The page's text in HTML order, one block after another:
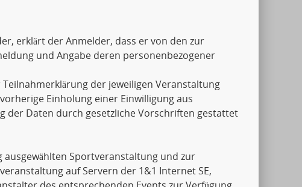
erklärt der Anmelder, dass er von den zur
und Angabe deren personenbezogener
der jeweiligen Veranstaltung
Einholung einer Einwilligung aus
der Daten durch gesetzliche Vorschriften gestattet
Sportveranstaltung und zur
auf Servern der 1&1 Internet SE,